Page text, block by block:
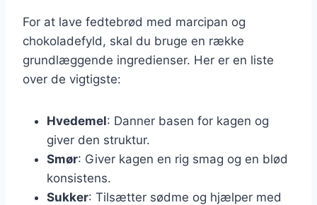
For at lave fedtebrød med marcipan og
chokoladefyld, skal du bruge en række
grundlæggende ingredienser. Her er en liste
over de vigtigste:
Hvedemel: Danner basen for kagen og
giver den struktur.
Smør: Giver kagen en rig smag og en blød
konsistens.
Sukker: Tilsætter sødme og hjælper med